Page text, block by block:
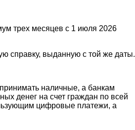
трех месяцев с 1 июля 2026
справку, выданную с той же даты.
наличные, а банкам
денег на счет граждан по всей
цифровые платежи, а